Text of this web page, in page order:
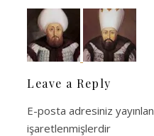
Leave a Reply
E-posta adresiniz
işaretlenmişlerdir